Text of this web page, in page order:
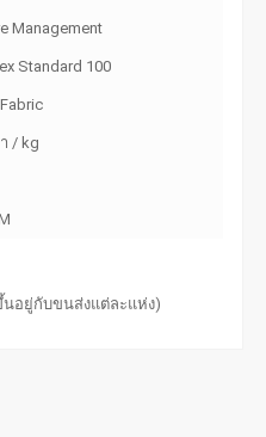
Management
Standard 100
/ kg
นอยู่กับขนส่งแต่ละแห่ง)